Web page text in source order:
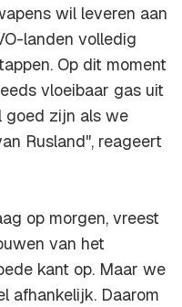
wil leveren aan
landen volledig
Op dit moment
vloeibaar gas uit
goed zijn als we
Rusland", reageert
op morgen, vreest
van het
kant op. Maar we
afhankelijk. Daarom